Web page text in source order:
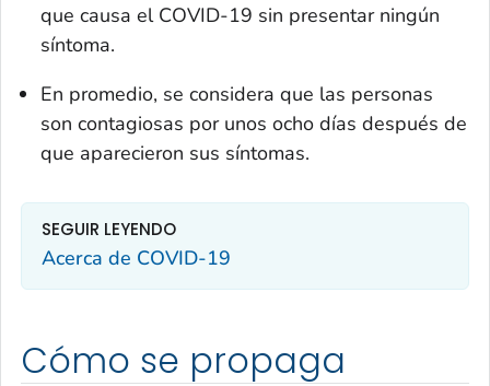
que causa el COVID-19 sin presentar ningún
síntoma.
En promedio, se considera que las personas
son contagiosas por unos ocho días después de
que aparecieron sus síntomas.
SEGUIR LEYENDO
Acerca de COVID-19
Cómo se propaga